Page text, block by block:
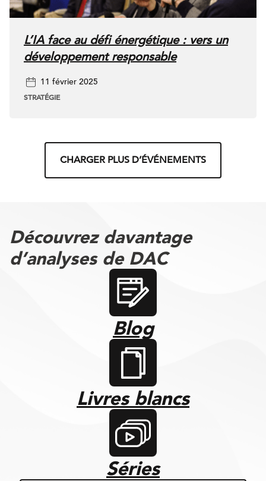
L’IA face au défi énergétique : vers un
développement responsable
11 février 2025
STRATÉGIE
CHARGER PLUS D’ÉVÉNEMENTS
Découvrez davantage
d’analyses de DAC
Blog
Livres blancs
Séries